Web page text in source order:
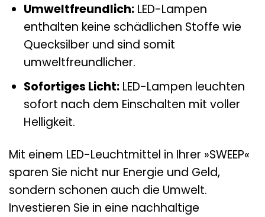
Umweltfreundlich:LED-Lampen
enthalten keine schädlichen Stoffe wie
Quecksilber und sind somit
umweltfreundlicher.
Sofortiges Licht:LED-Lampen leuchten
sofort nach dem Einschalten mit voller
Helligkeit.
Mit einem LED-Leuchtmittel in Ihrer »SWEEP«
sparen Sie nicht nur Energie und Geld,
sondern schonen auch die Umwelt.
Investieren Sie in eine nachhaltige